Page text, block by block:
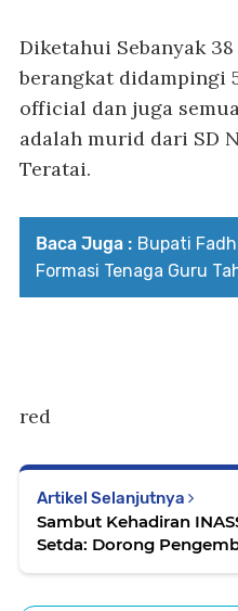
Diketahui Sebanyak
berangkat didampingi
official dan juga
adalah murid dari SD
Teratai.
Baca Juga : Bupati
Formasi Tenaga Guru
red
Artikel Selanjutnya
Sambut Kehadiran
Setda: Dorong